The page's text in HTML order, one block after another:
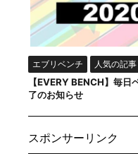
エブリベンチ 人気の記事
【EVERY BENCH】毎
了のお知らせ
スポンサーリンク